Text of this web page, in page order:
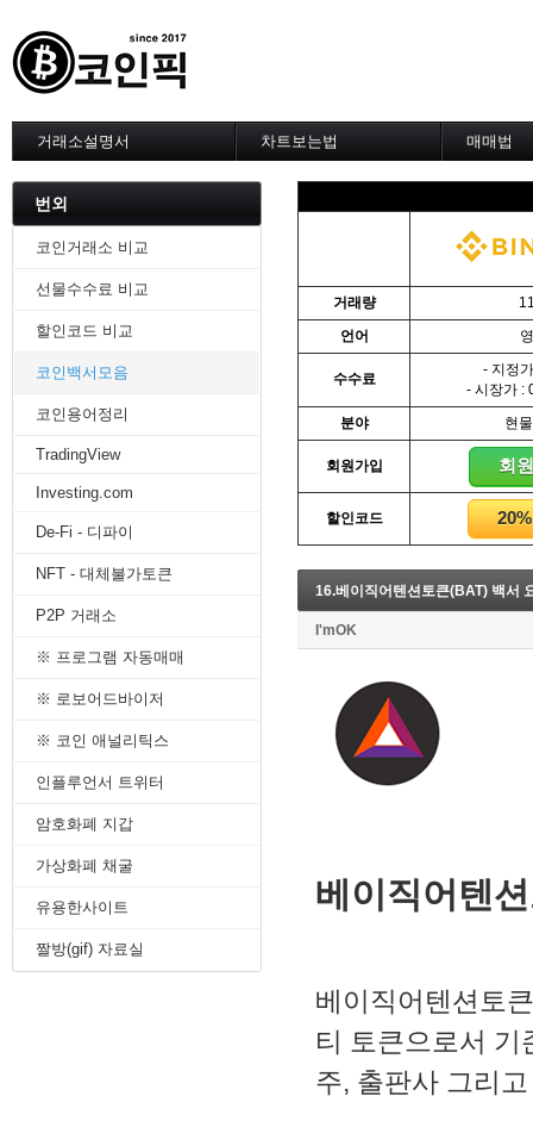
거래소설명서 차트보는법
2. 비트맥스 차트설정
5. 빗썸 차트설정
6. 트레이딩뷰
7. 크립토워치
2. 봉차트
3. 호가창,거래창
10. 데드크로스
--------캔들 패턴--------
1. 캔들 패턴(1)
3. 캔들 패턴(3)
4. 캔들 패턴(4)
5. 캔들 패턴(5)
--------차트 패턴--------
5. 데드 캣 바운스 패턴
6. 헤드 앤 숄더 패턴
10. 엘리어트 파동
-------기술적 지표-------
1. MA - 이동평균선
2. MACD - 수렴확산지수
매매법
3. 골든크
5. MACD
6. RSI 매
7. 볼린저
8. 피보나
9. 거래량
10. 사께
11. 엘리
12. 쌍바
13. 지지
14. 일목
15. DMI
번외
코인거래소 비교
선물수수료 비교
할인코드 비교
코인백서모음
코인용어정리
TradingView
Investing.com
De-Fi - 디파이
NFT - 대체불가토큰
P2P 거래소
※ 프로그램 자동매매
※ 로보어드바이저
※ 코인 애널리틱스
인플루언서 트위터
암호화폐 지갑
가상화폐 채굴
유용한사이트
짤방(gif) 자료실
거래량
언어
수수료
- 지정
- 시장가 :
분야
현물
회원가입 회
할인코드
16.베이직어텐션토큰(BAT) 백서
I'mOK
베이직어텐
베이직어텐션토
티 토큰으로서 기
주, 출판사 그리